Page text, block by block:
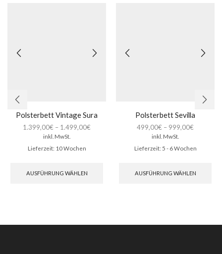
Polsterbett Vintage Sura
1.399,00€ – 1.499,00€
inkl. MwSt.
Lieferzeit: 10 Wochen
AUSFÜHRUNG WÄHLEN
Optionen
Polsterbett Sevilla
499,00€ – 999,00€
inkl. MwSt.
Lieferzeit: 5 - 6 Wochen
AUSFÜHRUNG WÄHLEN